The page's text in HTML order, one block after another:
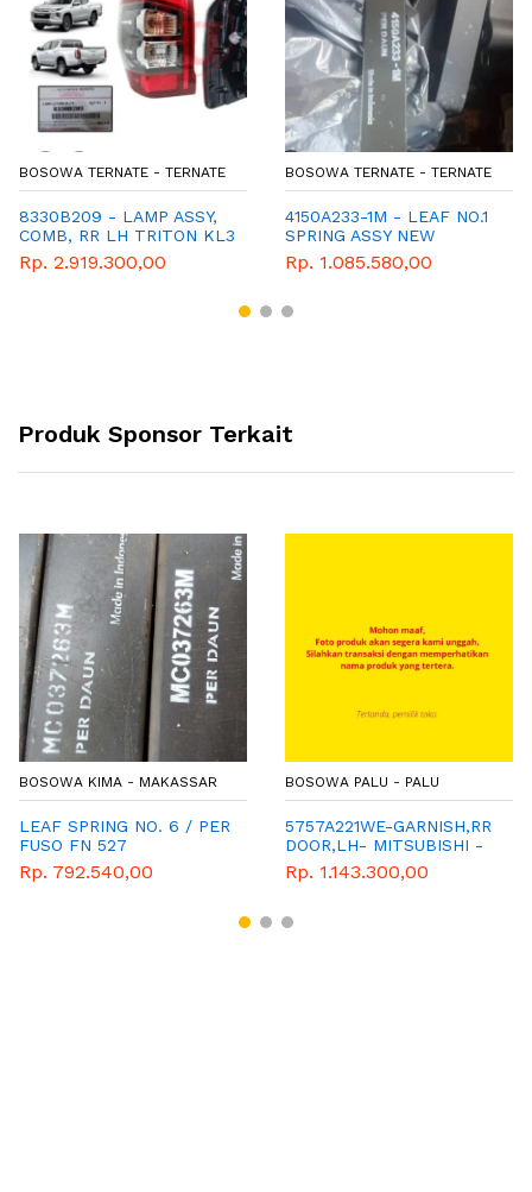
BOSOWA TERNATE - TERNATE
8330B209 - LAMP ASSY,
COMB, RR LH TRITON KL3
KL1
Rp. 2.919.300,00
BOSOWA TERNATE - TERNATE
4150A233-1M - LEAF NO.1
SPRING ASSY NEW
TRITON (SU)+BU
Rp. 1.085.580,00
Produk Sponsor Terkait
BOSOWA KIMA - MAKASSAR
LEAF SPRING NO. 6 / PER
FUSO FN 527
Rp. 792.540,00
BOSOWA PALU - PALU
5757A221WE-GARNISH,RR
DOOR,LH- MITSUBISHI -
GENUINE PARTS
Rp. 1.143.300,00